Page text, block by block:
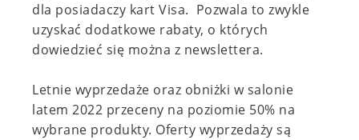
dla posiadaczy kart Visa. Pozwala to zwykle
uzyskać dodatkowe rabaty, o których
dowiedzieć się można z newslettera.
Letnie wyprzedaże oraz obniżki w salonie
latem 2022 przeceny na poziomie 50% na
wybrane produkty. Oferty wyprzedaży są